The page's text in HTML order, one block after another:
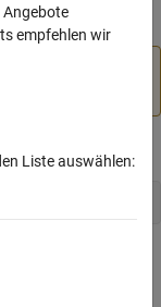
world 3D file
release. For
empfehlen wir
Liste auswählen: